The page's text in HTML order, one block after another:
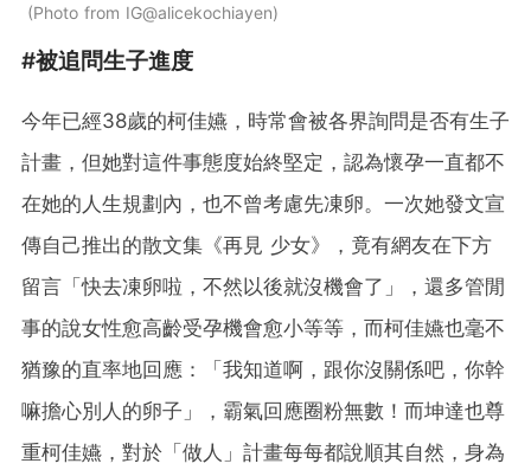
Photo from IG@alicekochiayen
#被追問生子進度
今年已經38歲的柯佳嬿，時常會被各界詢問是否有生子
計畫，但她對這件事態度始終堅定，認為懷孕一直都不
在她的人生規劃內，也不曾考慮先凍卵。一次她發文宣
傳自己推出的散文集《再見 少女》，竟有網友在下方
留言「快去凍卵啦，不然以後就沒機會了」，還多管閒
事的說女性愈高齡受孕機會愈小等等，而柯佳嬿也毫不
猶豫的直率地回應：「我知道啊，跟你沒關係吧，你幹
嘛擔心別人的卵子」，霸氣回應圈粉無數！而坤達也尊
重柯佳嬿，對於「做人」計畫每每都說順其自然，身為